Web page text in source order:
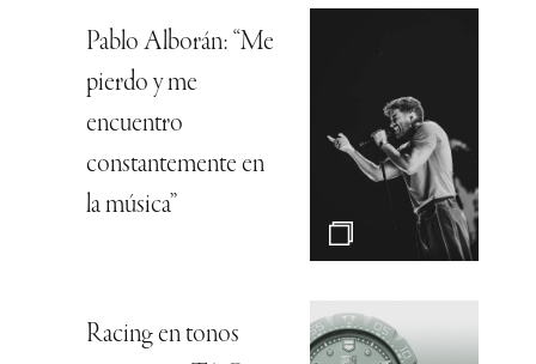
Pablo Alborán: “Me
pierdo y me
encuentro
constantemente en
la música”
Racing en tonos